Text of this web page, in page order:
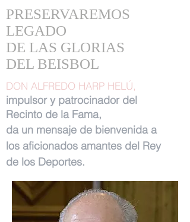
PRESERVAREMOS
LEGADO
DE LAS GLORIAS
DEL BEISBOL
DON ALFREDO HARP HELÚ,
impulsor y patrocinador del
Recinto de la Fama,
da un mensaje de bienvenida a
los aficionados amantes del Rey
de los Deportes.